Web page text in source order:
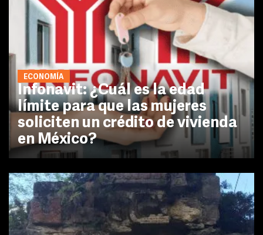
ECONOMÍA
Infonavit: ¿Cuál es la edad
límite para que las mujeres
soliciten un crédito de vivienda
en México?